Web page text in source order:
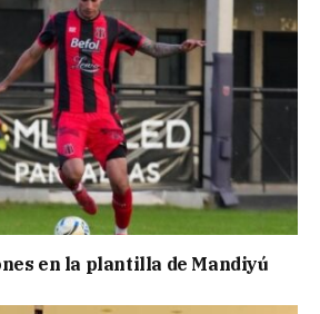
en la plantilla de Mandiyú